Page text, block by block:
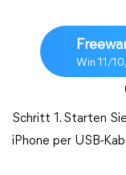
Win 11/
Schritt 1. Starten
iPhone per USB-